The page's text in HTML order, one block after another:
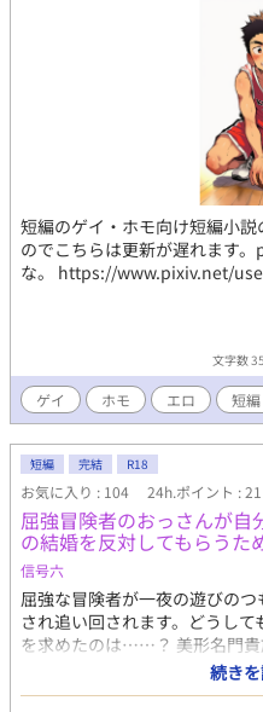
短編のゲイ・ホモ向け短編小
のでこちらは更新が遅れます
な。 https://www.pixiv.net/
文字数
ゲイ ホモ エロ 短編
短編 完結 R18
お気に入り : 104 24h.ポイント : 21
屈強冒険者のおっさんが自
の結婚を反対してもらうた
信号六
屈強な冒険者が一夜の遊びの
され追い回されます。どうし
を求めたのは……？ 美形名門
Twitterで呟いた話の短編小説
pixivにも載せています）
続き